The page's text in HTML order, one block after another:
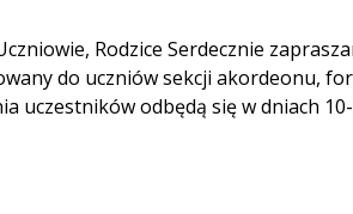
Rodzice Serdecznie
do uczniów sekcji akordeonu,
uczestników odbędą się w dniach